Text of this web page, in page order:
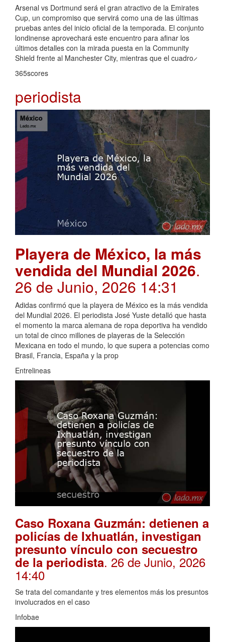
Arsenal vs Dortmund será el gran atractivo de la Emirates
Cup, un compromiso que servirá como una de las últimas
pruebas antes del inicio oficial de la temporada. El conjunto
londinense aprovechará este encuentro para afinar los
últimos detalles con la mirada puesta en la Community
Shield frente al Manchester City, mientras que el cuadro ̷
365scores
periodista
Playera de México, la más
vendida del Mundial 2026.
26 de Junio, 2026 14:31
Adidas confirmó que la playera de México es la más vendida
del Mundial 2026. El periodista José Yuste detalló que hasta
el momento la marca alemana de ropa deportiva ha vendido
un total de cinco millones de playeras de la Selección
Mexicana en todo el mundo, lo que supera a potencias como
Brasil, Francia, España y la prop
Entrelineas
Caso Roxana Guzmán: detienen a
policías de Ixhuatlán, investigan
presunto vínculo con secuestro
de la periodista. 26 de Junio, 2026
14:40
Se trata del comandante y tres elementos más los presuntos
involucrados en el caso
Infobae